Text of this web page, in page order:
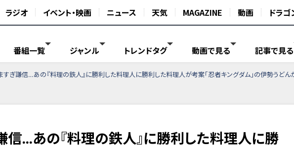
ラジオ イベント・映画 ニュース 天気 MAGAZINE 動画 ドラゴ
番組一覧 ジャンル トレンドタグ 動画で見る 記事で見る
すぎ謙信…あの『料理の鉄人』に勝利した料理人に勝利した料理人が考案「忍者キングダム」の伊勢うどん
信…あの『料理の鉄人』に勝利した料理人に勝